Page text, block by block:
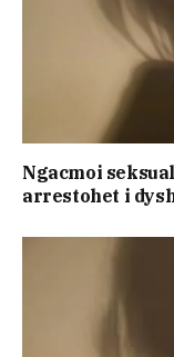
Ngacmoi
arrestohet i